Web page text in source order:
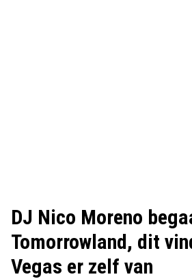
DJ Nico Moreno
Tomorrowland, dit
Vegas er zelf van